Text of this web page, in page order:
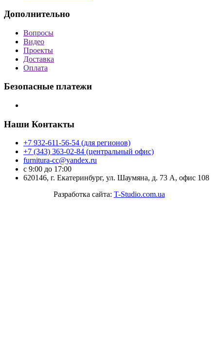
Дополнительно
Вопросы
Видео
Проекты
Доставка
Оплата
Безопасные платежи
Наши Контакты
+7 932-611-56-54 (для регионов)
+7 (343) 363-02-84 (центральный офис)
furnitura-cc@yandex.ru
с 9:00 до 17:00
620146, г. Екатеринбург, ул. Шаумяна, д. 73 А, офис 108
Разработка сайта: T-Studio.com.ua